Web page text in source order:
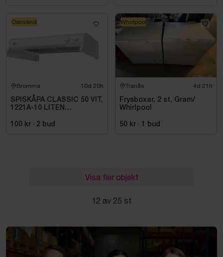
Bromma 10d 20h
SPISKÅPA CLASSIC 50 VIT,
1221A-10 LITEN
100 kr · 2 bud
Oanvänd
Tranås 4d 21h
Frysboxar, 2 st, Gram/
Whirlpool
50 kr · bud
Whirlpool
Visa fler objekt
12 av 25 st